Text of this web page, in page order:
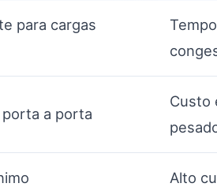
para cargas
a porta
Custo
Alto